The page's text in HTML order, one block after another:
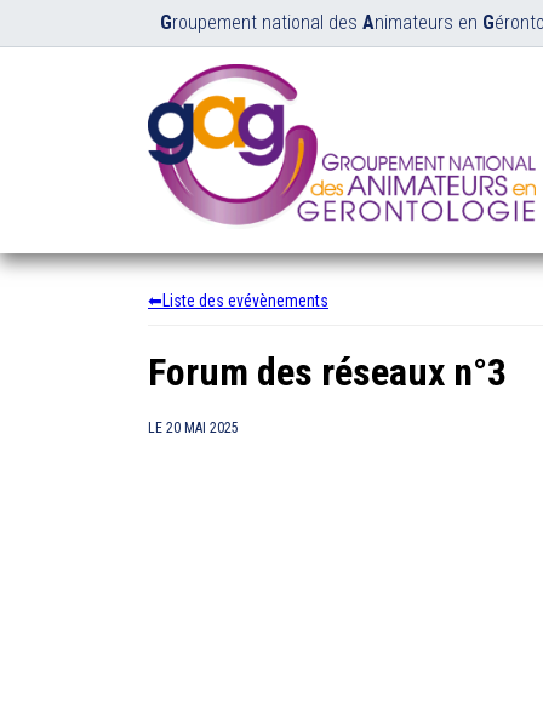
Groupement national des Animateurs en G
Liste des evévènements
Forum des réseaux n°3
LE 20 MAI 2025